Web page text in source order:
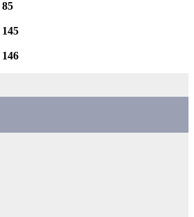
85
145
146